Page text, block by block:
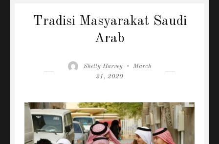
Tradisi Masyarakat Saudi
Arab
Author
Shelly Harvey
Posted
March
21, 2020